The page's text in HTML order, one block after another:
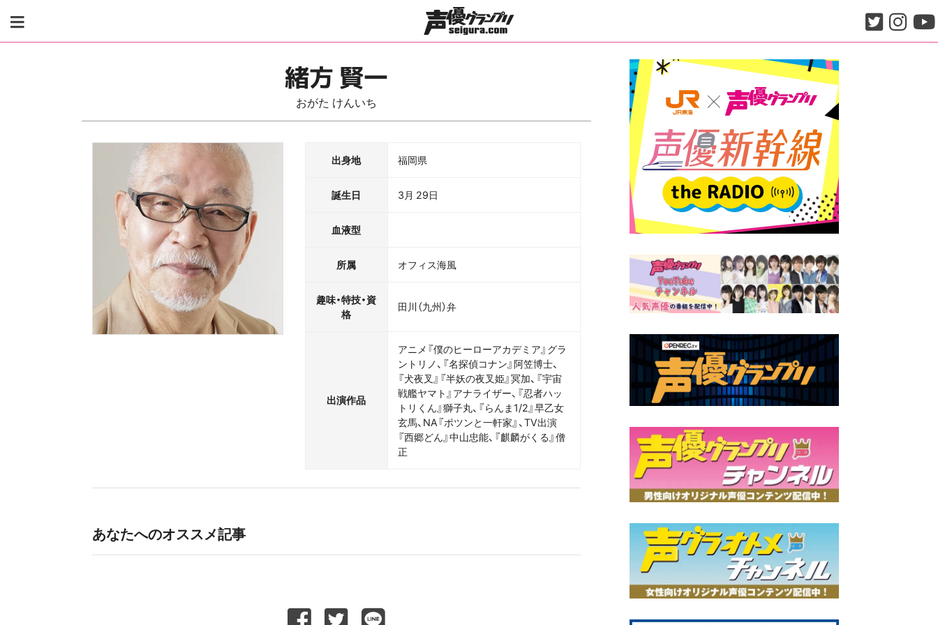
content
緒方 賢一
おがた けんいち
出身地 福岡県
誕生日 3月 29日
血液型
所属 オフィス海風
趣味・特技・資
格
田川（九州）弁
出演作品
アニメ『僕のヒーローアカデミア』グラ
ントリノ、『名探偵コナン』阿笠博士、
『犬夜叉』『半妖の夜叉姫』冥加、『宇宙
戦艦ヤマト』アナライザー、『忍者ハッ
トリくん』獅子丸、『らんま1/2』早乙女
玄馬、NA『ポツンと一軒家』、TV出演
『西郷どん』中山忠能、『麒麟がくる』僧
正
あなたへのオススメ記事